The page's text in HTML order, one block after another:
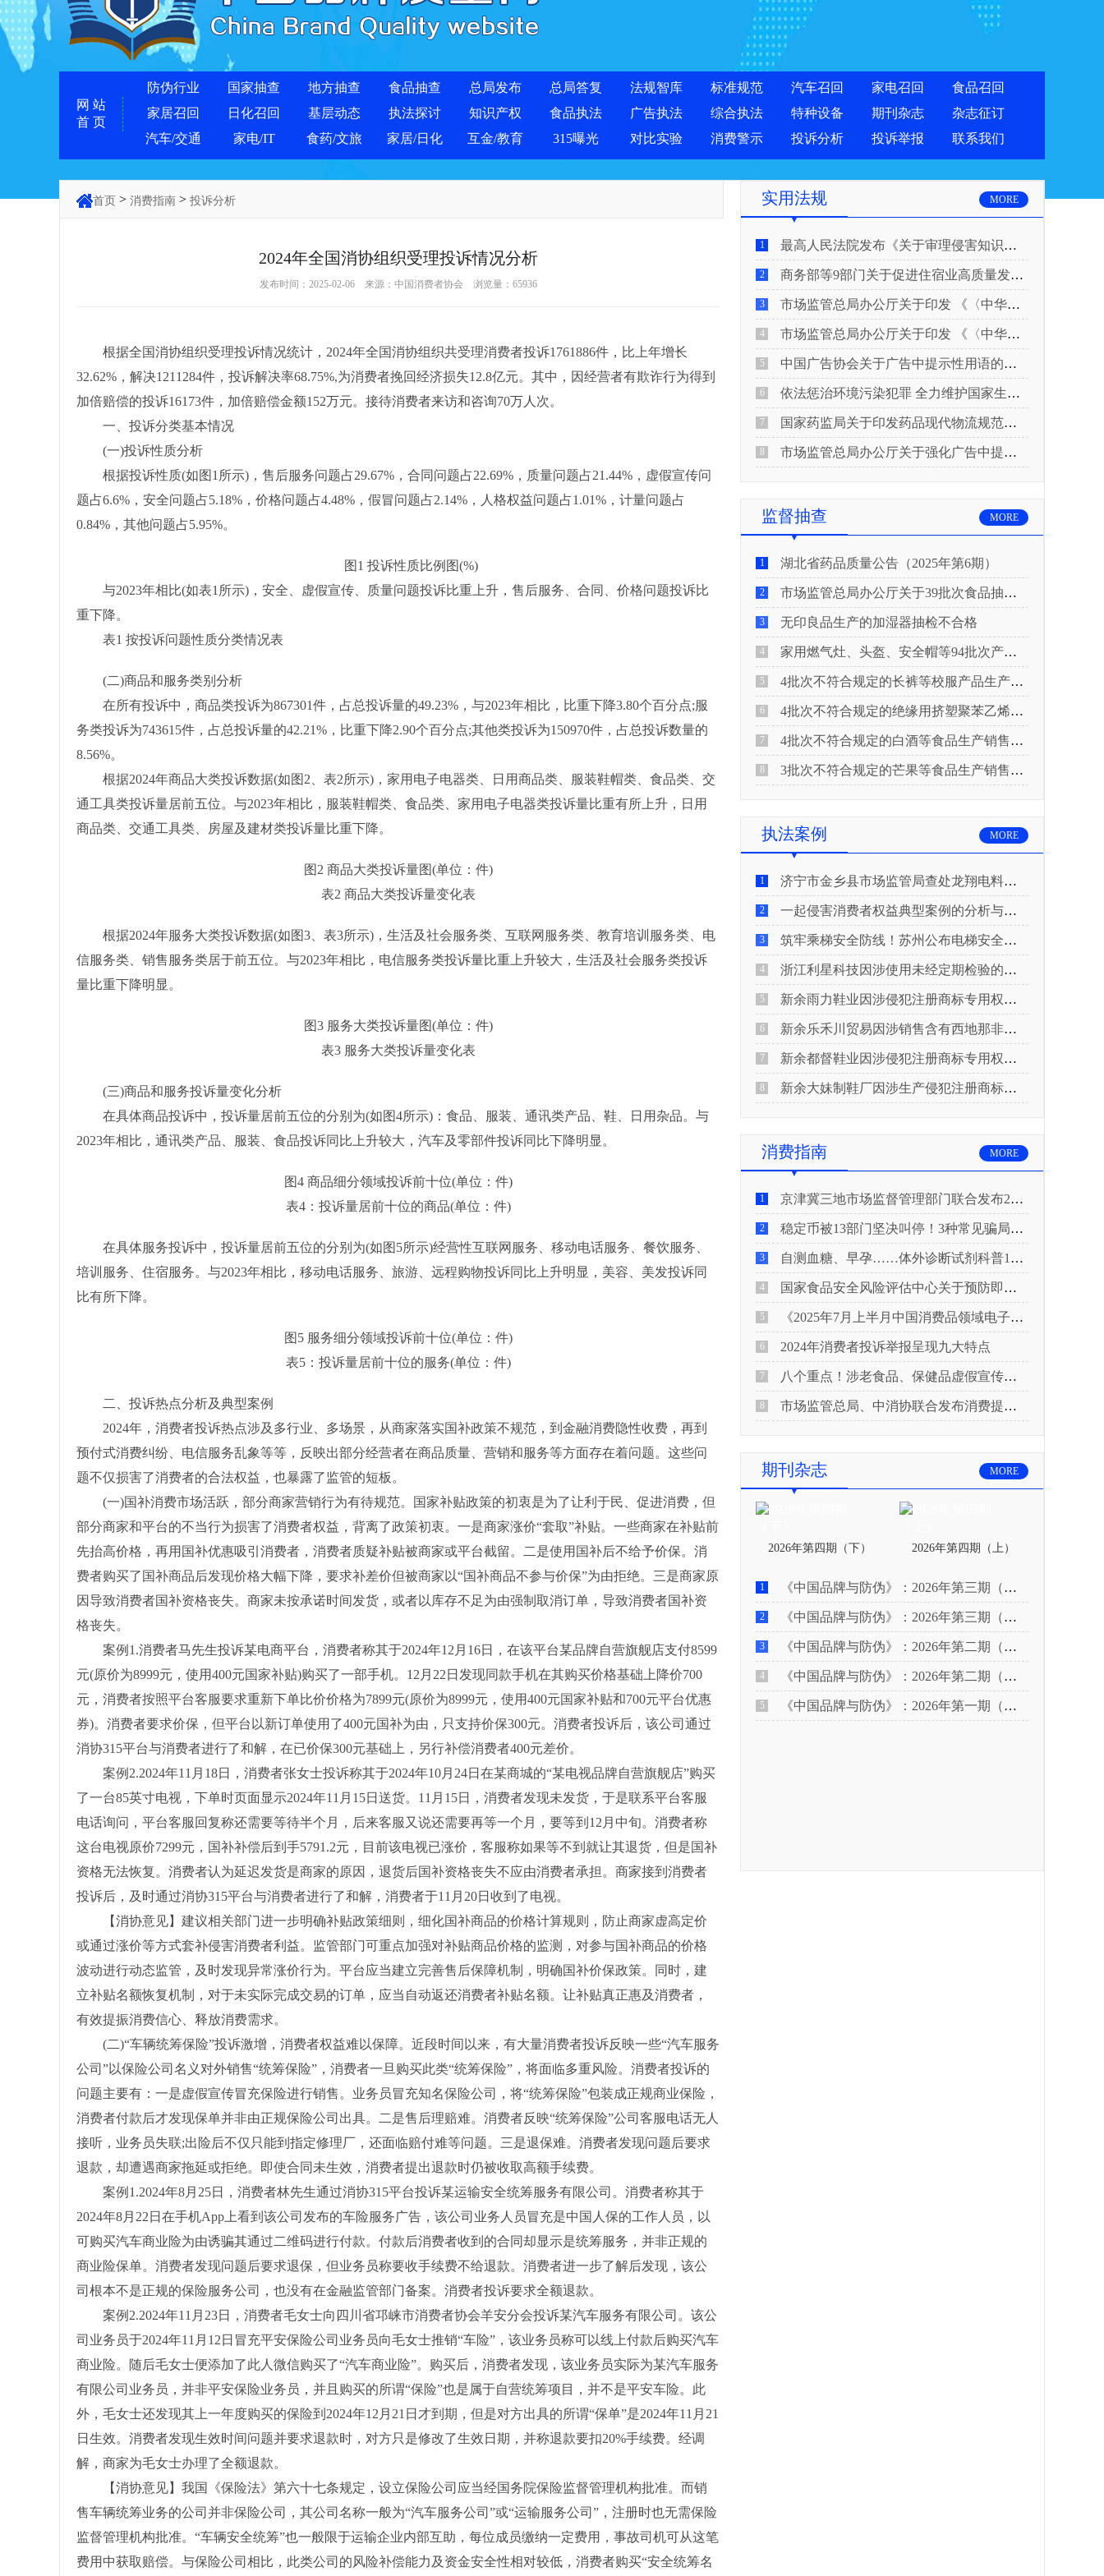
网 站
首 页
防伪行业 国家抽查 地方抽查 食品抽查 总局发布 总局答复 法规智库 标准规范 汽车召回 家电召回
食品召回
家居召回
日化召回 基层动态 执法探讨 知识产权 食品执法 广告执法 综合执法 特种设备 期刊杂志
杂志征订
汽车/交通
家电/IT 食药/文旅 家居/日化 互金/教育 315曝光 对比实验 消费警示 投诉分析 投诉举报 联系我们
首页 > 消费指南 > 投诉分析
2024年全国消协组织受理投诉情况分析
发布时间：2025-02-06 来源：中国消费者协会 浏览量： 65936
根据全国消协组织受理投诉情况统计，2024年全国消协组织共受理消费者投诉1761886件，比上年增长
32.62%，解决1211284件，投诉解决率68.75%,为消费者挽回经济损失12.8亿元。其中，因经营者有欺诈行为得到
加倍赔偿的投诉16173件，加倍赔偿金额152万元。接待消费者来访和咨询70万人次。
一、投诉分类基本情况
(一)投诉性质分析
根据投诉性质(如图1所示)，售后服务问题占29.67%，合同问题占22.69%，质量问题占21.44%，虚假宣传问
题占6.6%，安全问题占5.18%，价格问题占4.48%，假冒问题占2.14%，人格权益问题占1.01%，计量问题占
0.84%，其他问题占5.95%。
图1 投诉性质比例图(%)
与2023年相比(如表1所示)，安全、虚假宣传、质量问题投诉比重上升，售后服务、合同、价格问题投诉比
重下降。
表1 按投诉问题性质分类情况表
(二)商品和服务类别分析
在所有投诉中，商品类投诉为867301件，占总投诉量的49.23%，与2023年相比，比重下降3.80个百分点;服
务类投诉为743615件，占总投诉量的42.21%，比重下降2.90个百分点;其他类投诉为150970件，占总投诉数量的
8.56%。
根据2024年商品大类投诉数据(如图2、表2所示)，家用电子电器类、日用商品类、服装鞋帽类、食品类、交
通工具类投诉量居前五位。与2023年相比，服装鞋帽类、食品类、家用电子电器类投诉量比重有所上升，日用
商品类、交通工具类、房屋及建材类投诉量比重下降。
图2 商品大类投诉量图(单位：件)
表2 商品大类投诉量变化表
根据2024年服务大类投诉数据(如图3、表3所示)，生活及社会服务类、互联网服务类、教育培训服务类、电
信服务类、销售服务类居于前五位。与2023年相比，电信服务类投诉量比重上升较大，生活及社会服务类投诉
量比重下降明显。
图3 服务大类投诉量图(单位：件)
表3 服务大类投诉量变化表
(三)商品和服务投诉量变化分析
在具体商品投诉中，投诉量居前五位的分别为(如图4所示)：食品、服装、通讯类产品、鞋、日用杂品。与
2023年相比，通讯类产品、服装、食品投诉同比上升较大，汽车及零部件投诉同比下降明显。
图4 商品细分领域投诉前十位(单位：件)
表4：投诉量居前十位的商品(单位：件)
在具体服务投诉中，投诉量居前五位的分别为(如图5所示)经营性互联网服务、移动电话服务、餐饮服务、
培训服务、住宿服务。与2023年相比，移动电话服务、旅游、远程购物投诉同比上升明显，美容、美发投诉同
比有所下降。
图5 服务细分领域投诉前十位(单位：件)
表5：投诉量居前十位的服务(单位：件)
二、投诉热点分析及典型案例
2024年，消费者投诉热点涉及多行业、多场景，从商家落实国补政策不规范，到金融消费隐性收费，再到
预付式消费纠纷、电信服务乱象等等，反映出部分经营者在商品质量、营销和服务等方面存在着问题。这些问
题不仅损害了消费者的合法权益，也暴露了监管的短板。
(一)国补消费市场活跃，部分商家营销行为有待规范。国家补贴政策的初衷是为了让利于民、促进消费，但
部分商家和平台的不当行为损害了消费者权益，背离了政策初衷。一是商家涨价“套取”补贴。一些商家在补贴前
先抬高价格，再用国补优惠吸引消费者，消费者质疑补贴被商家或平台截留。二是使用国补后不给予价保。消
费者购买了国补商品后发现价格大幅下降，要求补差价但被商家以“国补商品不参与价保”为由拒绝。三是商家原
因导致消费者国补资格丧失。商家未按承诺时间发货，或者以库存不足为由强制取消订单，导致消费者国补资
格丧失。
案例1.消费者马先生投诉某电商平台，消费者称其于2024年12月16日，在该平台某品牌自营旗舰店支付8599
元(原价为8999元，使用400元国家补贴)购买了一部手机。12月22日发现同款手机在其购买价格基础上降价700
元，消费者按照平台客服要求重新下单比价价格为7899元(原价为8999元，使用400元国家补贴和700元平台优惠
券)。消费者要求价保，但平台以新订单使用了400元国补为由，只支持价保300元。消费者投诉后，该公司通过
消协315平台与消费者进行了和解，在已价保300元基础上，另行补偿消费者400元差价。
案例2.2024年11月18日，消费者张女士投诉称其于2024年10月24日在某商城的“某电视品牌自营旗舰店”购买
了一台85英寸电视，下单时页面显示2024年11月15日送货。11月15日，消费者发现未发货，于是联系平台客服
电话询问，平台客服回复称还需要等待半个月，后来客服又说还需要再等一个月，要等到12月中旬。消费者称
这台电视原价7299元，国补补偿后到手5791.2元，目前该电视已涨价，客服称如果等不到就让其退货，但是国补
资格无法恢复。消费者认为延迟发货是商家的原因，退货后国补资格丧失不应由消费者承担。商家接到消费者
投诉后，及时通过消协315平台与消费者进行了和解，消费者于11月20日收到了电视。
【消协意见】建议相关部门进一步明确补贴政策细则，细化国补商品的价格计算规则，防止商家虚高定价
或通过涨价等方式套补侵害消费者利益。监管部门可重点加强对补贴商品价格的监测，对参与国补商品的价格
波动进行动态监管，及时发现异常涨价行为。平台应当建立完善售后保障机制，明确国补价保政策。同时，建
立补贴名额恢复机制，对于未实际完成交易的订单，应当自动返还消费者补贴名额。让补贴真正惠及消费者，
有效提振消费信心、释放消费需求。
(二)“车辆统筹保险”投诉激增，消费者权益难以保障。近段时间以来，有大量消费者投诉反映一些“汽车服务
公司”以保险公司名义对外销售“统筹保险”，消费者一旦购买此类“统筹保险”，将面临多重风险。消费者投诉的
问题主要有：一是虚假宣传冒充保险进行销售。业务员冒充知名保险公司，将“统筹保险”包装成正规商业保险，
消费者付款后才发现保单并非由正规保险公司出具。二是售后理赔难。消费者反映“统筹保险”公司客服电话无人
接听，业务员失联;出险后不仅只能到指定修理厂，还面临赔付难等问题。三是退保难。消费者发现问题后要求
退款，却遭遇商家拖延或拒绝。即使合同未生效，消费者提出退款时仍被收取高额手续费。
案例1.2024年8月25日，消费者林先生通过消协315平台投诉某运输安全统筹服务有限公司。消费者称其于
2024年8月22日在手机App上看到该公司发布的车险服务广告，该公司业务人员冒充是中国人保的工作人员，以
可购买汽车商业险为由诱骗其通过二维码进行付款。付款后消费者收到的合同却显示是统筹服务，并非正规的
商业险保单。消费者发现问题后要求退保，但业务员称要收手续费不给退款。消费者进一步了解后发现，该公
司根本不是正规的保险服务公司，也没有在金融监管部门备案。消费者投诉要求全额退款。
案例2.2024年11月23日，消费者毛女士向四川省邛崃市消费者协会羊安分会投诉某汽车服务有限公司。该公
司业务员于2024年11月12日冒充平安保险公司业务员向毛女士推销“车险”，该业务员称可以线上付款后购买汽车
商业险。随后毛女士便添加了此人微信购买了“汽车商业险”。购买后，消费者发现，该业务员实际为某汽车服务
有限公司业务员，并非平安保险业务员，并且购买的所谓“保险”也是属于自营统筹项目，并不是平安车险。此
外，毛女士还发现其上一年度购买的保险到2024年12月21日才到期，但是对方出具的所谓“保单”是2024年11月21
日生效。消费者发现生效时间问题并要求退款时，对方只是修改了生效日期，并称退款要扣20%手续费。经调
解，商家为毛女士办理了全额退款。
【消协意见】我国《保险法》第六十七条规定，设立保险公司应当经国务院保险监督管理机构批准。而销
售车辆统筹业务的公司并非保险公司，其公司名称一般为“汽车服务公司”或“运输服务公司”，注册时也无需保险
监督管理机构批准。“车辆安全统筹”也一般限于运输企业内部互助，每位成员缴纳一定费用，事故司机可从这笔
费用中获取赔偿。与保险公司相比，此类公司的风险补偿能力及资金安全性相对较低，消费者购买“安全统筹名
实用法规 MORE
1 最高人民法院发布《关于审理侵害知识产权民事纠纷案件适用惩罚性赔偿的解释》
2 商务部等9部门关于促进住宿业高质量发展的指导意见
3 市场监管总局办公厅关于印发 《〈中华人民共和国广告法〉适用问题 执法指南（二）》的通知
4 市场监管总局办公厅关于印发 《〈中华人民共和国广告法〉适用问题 执法指南（一）》的通知
5 中国广告协会关于广告中提示性用语的合规风险提示
6 依法惩治环境污染犯罪 全力维护国家生态安全 “两高”公布《关于修改〈最高人民法院、最高人民检察院关于办理环境污染刑事案件适用法律若干问题的解释〉的决定》
7 国家药监局关于印发药品现代物流规范化建设指导意见的通知
8 市场监管总局办公厅关于强化广告中提示性用语监管工作的通知
监督抽查 MORE
1 湖北省药品质量公告（2025年第6期）
2 市场监管总局办公厅关于39批次食品抽检不合格情况的通报
3 无印良品生产的加湿器抽检不合格
4 家用燃气灶、头盔、安全帽等94批次产品抽查不合格！
5 4批次不符合规定的长裤等校服产品生产销售企业被济南市市场监管局通报！
6 4批次不符合规定的绝缘用挤塑聚苯乙烯泡沫板（XPS）等产品生产销售企业被广元市市场监督管理局通报！
7 4批次不符合规定的白酒等食品生产销售企业被重庆市市场监督管理局通告！
8 3批次不符合规定的芒果等食品生产销售企业被长治市屯留区市场监督管理局公告！
执法案例 MORE
1 济宁市金乡县市场监管局查处龙翔电料批发部非法销售电线电缆案
2 一起侵害消费者权益典型案例的分析与启示
3 筑牢乘梯安全防线！苏州公布电梯安全领域典型案例
4 浙江利星科技因涉使用未经定期检验的压力管道被查
5 新余雨力鞋业因涉侵犯注册商标专用权被查
6 新余乐禾川贸易因涉销售含有西地那非的保健食品被查
7 新余都督鞋业因涉侵犯注册商标专用权被查
8 新余大妹制鞋厂因涉生产侵犯注册商标专用权的产品被查
消费指南 MORE
1 京津冀三地市场监督管理部门联合发布2026年春节期间消费提示
2 稳定币被13部门坚决叫停！3种常见骗局“套路”曝光
3 自测血糖、早孕……体外诊断试剂科普10问来了！建议收藏
4 国家食品安全风险评估中心关于预防即食真空包装肉制品肉毒中毒的风险提示
5 《2025年7月上半月中国消费品领域电子电器行业产品质量投诉分析报告》
6 2024年消费者投诉举报呈现九大特点
7 八个重点！涉老食品、保健品虚假宣传识别技巧
8 市场监管总局、中消协联合发布消费提示：关注检测报告：果蔬安全的“通行证”
期刊杂志 MORE
2026年第四期（下） 2026年第四期（上）
1 《中国品牌与防伪》：2026年第三期（下）
2 《中国品牌与防伪》：2026年第三期（上）
3 《中国品牌与防伪》：2026年第二期（下）
4 《中国品牌与防伪》：2026年第二期（上）
5 《中国品牌与防伪》：2026年第一期（下）